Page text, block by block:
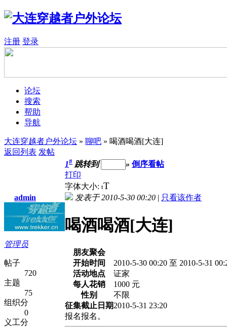
注册 登录
论坛
搜索
帮助
导航
大连穿越者户外论坛 » 聊吧 » 喝酒喝酒[大连]
返回列表 发帖
admin
管理员
帖子
720
主题
75
组织分
0
义工分
1# 跳转到 » 倒序看帖
打印
字体大小: tT
发表于 2010-5-30 00:20 | 只看该作者
喝酒喝酒[大连]
朋友聚会
开始时间
2010-5-30 00:20 至 2010-5-31
活动地点
证家
每人花销
1000 元
性别
不限
征集截止日期2010-5-31 23:20
报名报名。